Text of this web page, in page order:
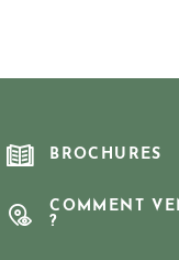
BROCHURES
COMMENT
?